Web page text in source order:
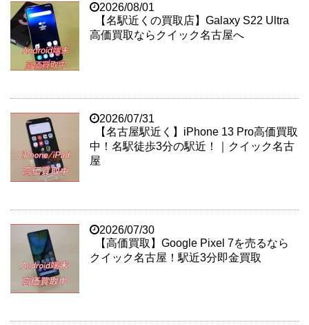
2026/08/01
【名駅近くの買取店】Galaxy S22 Ultra
高価買取ならクイック名古屋へ
2026/07/31
【名古屋駅近く】iPhone 13 Pro高価買取
中！名駅徒歩3分の駅近！｜クイック名古
屋
2026/07/30
【高価買取】Google Pixel 7を売るなら
クイック名古屋！駅近3分即金買取